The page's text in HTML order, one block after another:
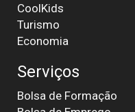
CoolKids
Turismo
Economia
Serviços
Bolsa de Formação